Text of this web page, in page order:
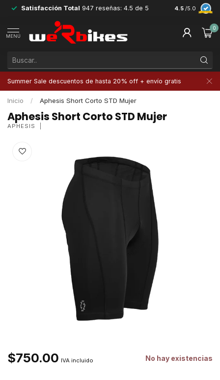
Satisfacción Total 947 reseñas: 4.5 de 5 4.5 /5.0
MENÚ
0
Summer Sale descuentos de hasta 20% off + envío gratis
Inicio / Aphesis Short Corto STD Mujer
Aphesis Short Corto STD Mujer
APHESIS
$750.00 IVA incluido No hay existencias